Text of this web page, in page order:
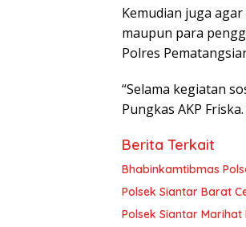
Kemudian juga
maupun para
Polres
“Selama kegiatan
Pungkas AKP
Berita Terkait
Bhabinkamtibmas
Polsek Siantar Barat
Polsek Siantar